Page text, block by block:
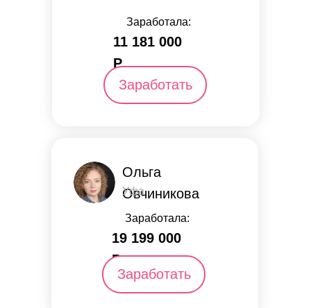
Заработала:
11 181 000
Р.
Заработать
Ольга
Овчиникова
Уфа
Заработала:
19 199 000
Р.
Заработать